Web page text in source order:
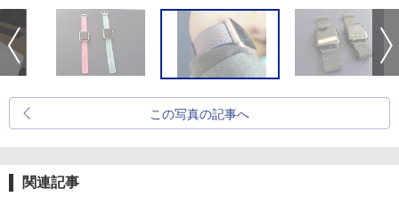
この写真の記事へ
関連記事